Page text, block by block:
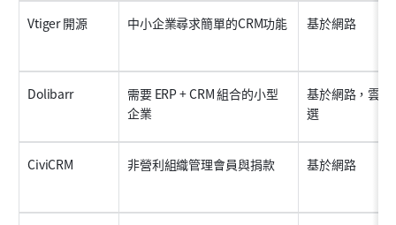
Vtiger 開源 中小企業尋求簡單的CRM功能 基於網路
Dolibarr
需要 ERP + CRM 組合的小型
企業
基於網路，雲端
選
CiviCRM 非營利組織管理會員與捐款 基於網路